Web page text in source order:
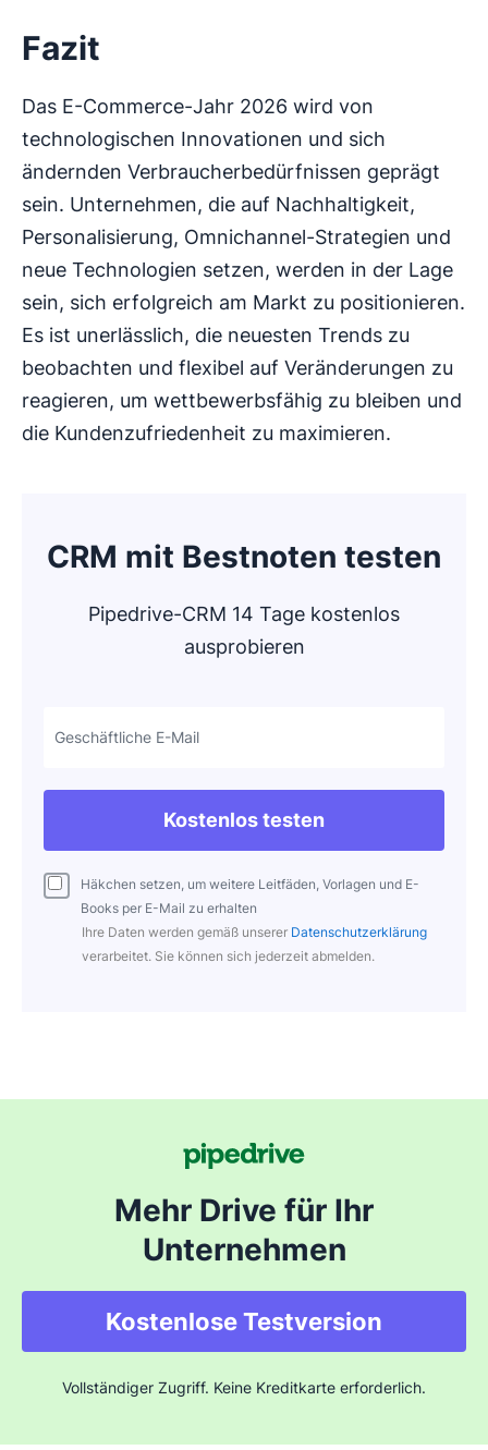
Fazit
Das E-Commerce-Jahr 2026 wird von
technologischen Innovationen und sich
ändernden Verbraucherbedürfnissen geprägt
sein. Unternehmen, die auf Nachhaltigkeit,
Personalisierung, Omnichannel-Strategien und
neue Technologien setzen, werden in der Lage
sein, sich erfolgreich am Markt zu positionieren.
Es ist unerlässlich, die neuesten Trends zu
beobachten und flexibel auf Veränderungen zu
reagieren, um wettbewerbsfähig zu bleiben und
die Kundenzufriedenheit zu maximieren.
CRM mit Bestnoten testen
Pipedrive-CRM 14 Tage kostenlos
ausprobieren
Geschäftliche E-Mail
Kostenlos testen
Häkchen setzen, um weitere Leitfäden, Vorlagen und E-
Books per E-Mail zu erhalten
Ihre Daten werden gemäß unserer Datenschutzerklärung
verarbeitet. Sie können sich jederzeit abmelden.
Mehr Drive für Ihr
Unternehmen
Kostenlose Testversion
Vollständiger Zugriff. Keine Kreditkarte erforderlich.